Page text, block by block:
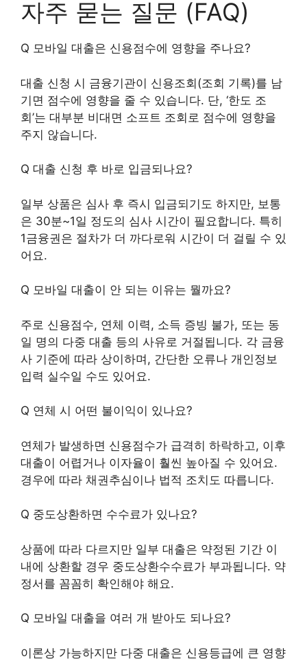
자주 묻는 질문 (FAQ)
Q 모바일 대출은 신용점수에 영향을 주나요?
대출 신청 시 금융기관이 신용조회(조회 기록)를 남
기면 점수에 영향을 줄 수 있습니다. 단, ‘한도 조
회’는 대부분 비대면 소프트 조회로 점수에 영향을
주지 않습니다.
Q 대출 신청 후 바로 입금되나요?
일부 상품은 심사 후 즉시 입금되기도 하지만, 보통
은 30분~1일 정도의 심사 시간이 필요합니다. 특히
1금융권은 절차가 더 까다로워 시간이 더 걸릴 수 있
어요.
Q 모바일 대출이 안 되는 이유는 뭘까요?
주로 신용점수, 연체 이력, 소득 증빙 불가, 또는 동
일 명의 다중 대출 등의 사유로 거절됩니다. 각 금융
사 기준에 따라 상이하며, 간단한 오류나 개인정보
입력 실수일 수도 있어요.
Q 연체 시 어떤 불이익이 있나요?
연체가 발생하면 신용점수가 급격히 하락하고, 이후
대출이 어렵거나 이자율이 훨씬 높아질 수 있어요.
경우에 따라 채권추심이나 법적 조치도 따릅니다.
Q 중도상환하면 수수료가 있나요?
상품에 따라 다르지만 일부 대출은 약정된 기간 이
내에 상환할 경우 중도상환수수료가 부과됩니다. 약
정서를 꼼꼼히 확인해야 해요.
Q 모바일 대출을 여러 개 받아도 되나요?
이론상 가능하지만 다중 대출은 신용등급에 큰 영향